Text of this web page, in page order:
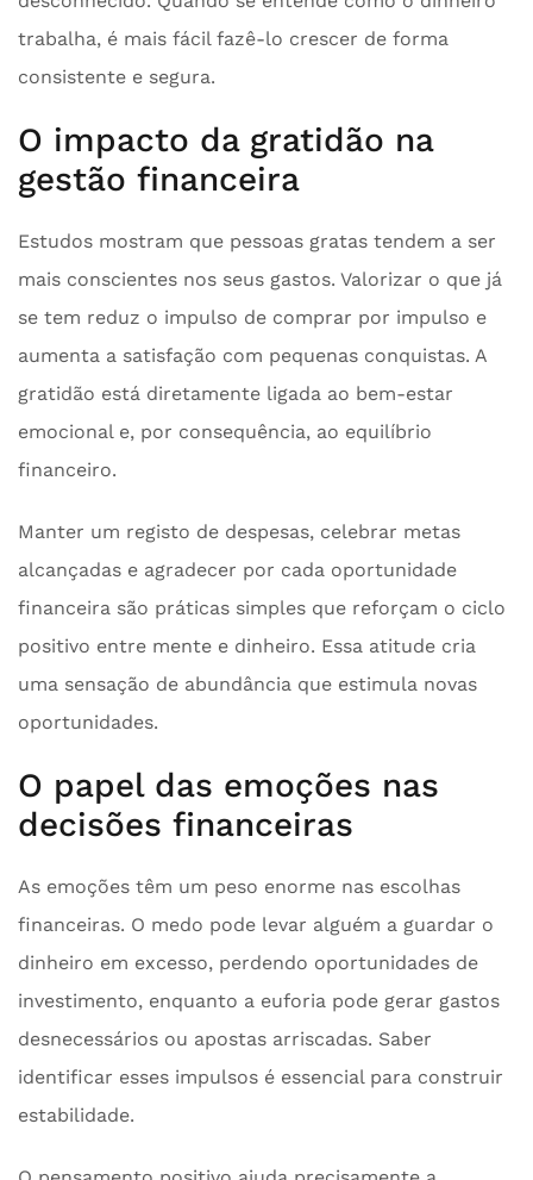
trabalha, é mais fácil fazê-lo crescer de forma
consistente e segura.
O impacto da gratidão na
gestão financeira
Estudos mostram que pessoas gratas tendem a ser
mais conscientes nos seus gastos. Valorizar o que já
se tem reduz o impulso de comprar por impulso e
aumenta a satisfação com pequenas conquistas. A
gratidão está diretamente ligada ao bem-estar
emocional e, por consequência, ao equilíbrio
financeiro.
Manter um registo de despesas, celebrar metas
alcançadas e agradecer por cada oportunidade
financeira são práticas simples que reforçam o ciclo
positivo entre mente e dinheiro. Essa atitude cria
uma sensação de abundância que estimula novas
oportunidades.
O papel das emoções nas
decisões financeiras
As emoções têm um peso enorme nas escolhas
financeiras. O medo pode levar alguém a guardar o
dinheiro em excesso, perdendo oportunidades de
investimento, enquanto a euforia pode gerar gastos
desnecessários ou apostas arriscadas. Saber
identificar esses impulsos é essencial para construir
estabilidade.